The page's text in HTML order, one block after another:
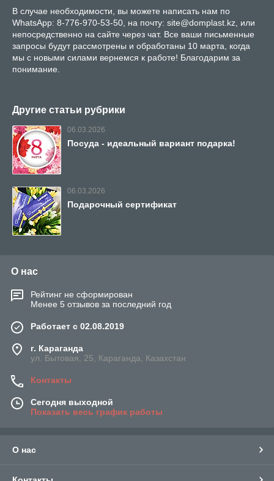
В случае необходимости, вы можете написать нам по
WhatsApp: 8-776-970-53-50, на почту: site@domplast.kz, или
непосредственно на сайте через чат. Все ваши письменные
запросы будут рассмотрены и обработаны 10 марта, когда
мы с новыми силами вернемся к работе! Благодарим за
понимание.
Другие статьи рубрики
06.03.2026
Посуда - идеальный вариант подарка!
06.03.2026
Подарочный сертификат
О нас
Рейтинг не сформирован
Менее 5 отзывов за последний год
Работает с 02.08.2019
г. Караганда
ул. Бытовая, 25, Караганда, Казахстан
Контакты
Сегодня выходной
Показать весь график работы
О нас